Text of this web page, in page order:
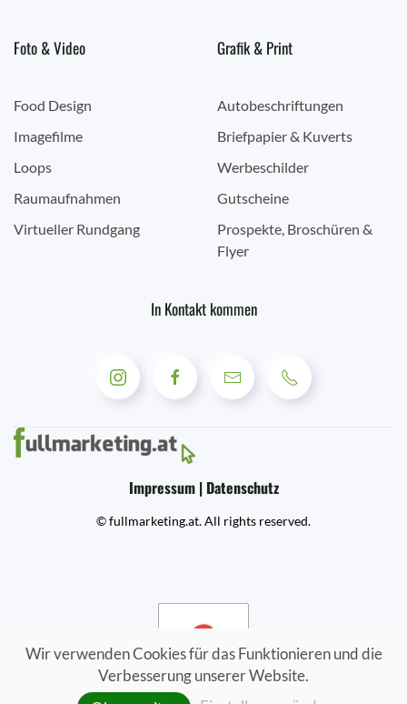
Foto & Video
Food Design
Imagefilme
Loops
Raumaufnahmen
Virtueller Rundgang
Grafik & Print
Autobeschriftungen
Briefpapier & Kuverts
Werbeschilder
Gutscheine
Prospekte, Broschüren &
Flyer
In Kontakt kommen
Impressum | Datenschutz
© fullmarketing.at. All rights reserved.
Wir verwenden Cookies für das Funktionieren und die
Verbesserung unserer Website.